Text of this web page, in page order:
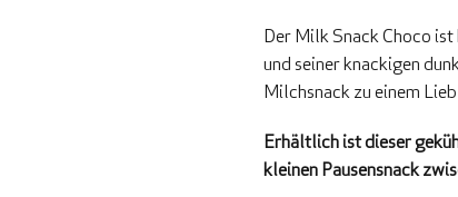
Der Milk Snack Choco
und seiner knackigen
Milchsnack zu einem
Erhältlich ist dieser
kleinen Pausensnack